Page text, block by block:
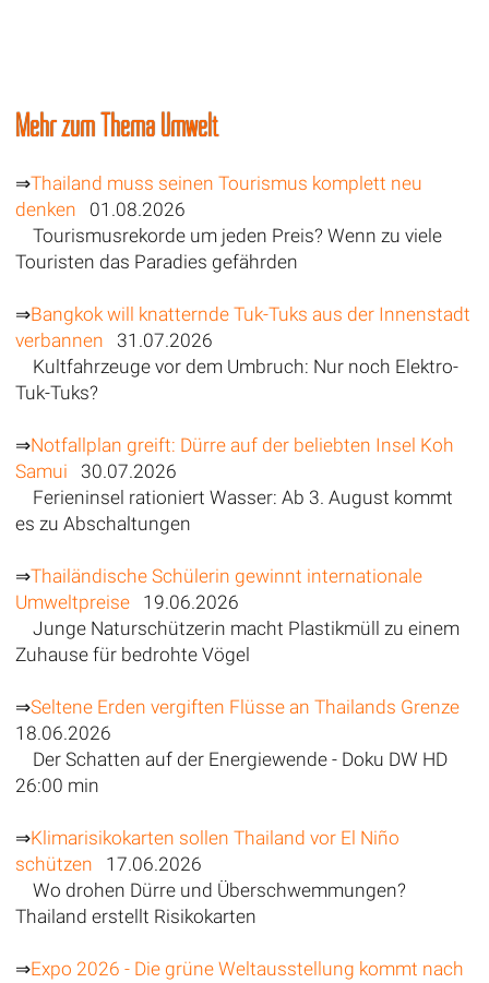
Mehr zum Thema Umwelt
⇒Thailand muss seinen Tourismus komplett neu
denken 01.08.2026
Tourismusrekorde um jeden Preis? Wenn zu viele
Touristen das Paradies gefährden
⇒Bangkok will knatternde Tuk-Tuks aus der Innenstadt
verbannen 31.07.2026
Kultfahrzeuge vor dem Umbruch: Nur noch Elektro-
Tuk-Tuks?
⇒Notfallplan greift: Dürre auf der beliebten Insel Koh
Samui 30.07.2026
Ferieninsel rationiert Wasser: Ab 3. August kommt
es zu Abschaltungen
⇒Thailändische Schülerin gewinnt internationale
Umweltpreise19.06.2026
Junge Naturschützerin macht Plastikmüll zu einem
Zuhause für bedrohte Vögel
⇒Seltene Erden vergiften Flüsse an Thailands Grenze
18.06.2026
Der Schatten auf der Energiewende - Doku DW HD
26:00 min
⇒Klimarisikokarten sollen Thailand vor El Niño
schützen 17.06.2026
Wo drohen Dürre und Überschwemmungen?
Thailand erstellt Risikokarten
⇒Expo 2026 - Die grüne Weltausstellung kommt nach